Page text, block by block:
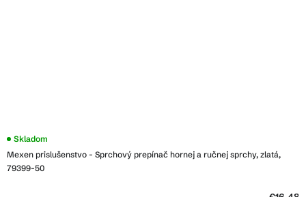
Mexen prislušenstvo - Sprchový prepínač hornej a ručnej sprchy, zlatá,
79399-50
Skladom